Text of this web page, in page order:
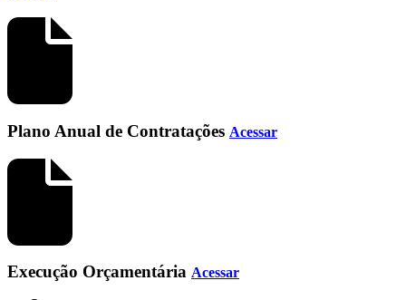
Plano Anual de Contratações Acessar
Execução Orçamentária Acessar